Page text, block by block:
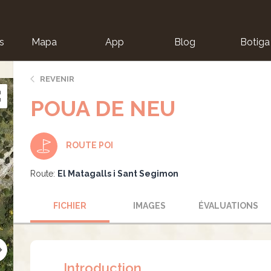
Mapa App Blog Botiga
REVENIR
POUA DE NEU
ROUTE POI
Route: El Matagalls i Sant Segimon
FICHIER IMAGES ÉVALUATIONS